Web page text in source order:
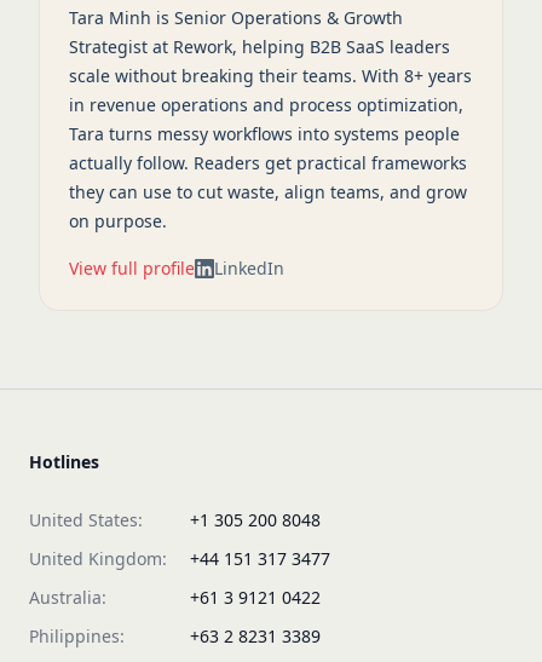
Tara Minh is Senior Operations & Growth
Strategist at Rework, helping B2B SaaS leaders
scale without breaking their teams. With 8+ years
in revenue operations and process optimization,
Tara turns messy workflows into systems people
actually follow. Readers get practical frameworks
they can use to cut waste, align teams, and grow
on purpose.
View full profile LinkedIn
Hotlines
United States:
+1 305 200 8048
United Kingdom:
+44 151 317 3477
Australia:
+61 3 9121 0422
Philippines:
+63 2 8231 3389